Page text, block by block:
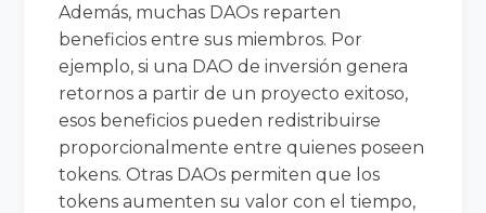
Además, muchas DAOs reparten
beneficios entre sus miembros. Por
ejemplo, si una DAO de inversión genera
retornos a partir de un proyecto exitoso,
esos beneficios pueden redistribuirse
proporcionalmente entre quienes poseen
tokens. Otras DAOs permiten que los
tokens aumenten su valor con el tiempo,